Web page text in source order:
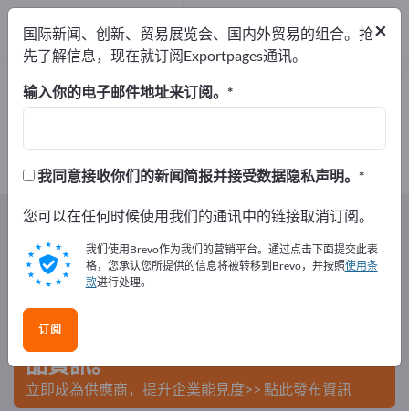
工业用泵 – 查找制造商和供应商
3 3
出口商3
制造商3
Exportpages 部件/零件 泵 工业用泵
在Exportpages免費刊登廣告！
在Exportpages上發布您的公司與產
品資訊。
立即成為供應商，提升企業能見度>> 點此發布資訊
×
国际新闻、创新、贸易展览会、国内外贸易的组合。抢
先了解信息，现在就订阅Exportpages通讯。
输入你的电子邮件地址来订阅。
我同意接收你们的新闻简报并接受数据隐私声明。
您可以在任何时候使用我们的通讯中的链接取消订阅。
我们使用Brevo作为我们的营销平台。通过点击下面提交此表
格，您承认您所提供的信息将被转移到Brevo，并按照使用条
款进行处理。
订阅